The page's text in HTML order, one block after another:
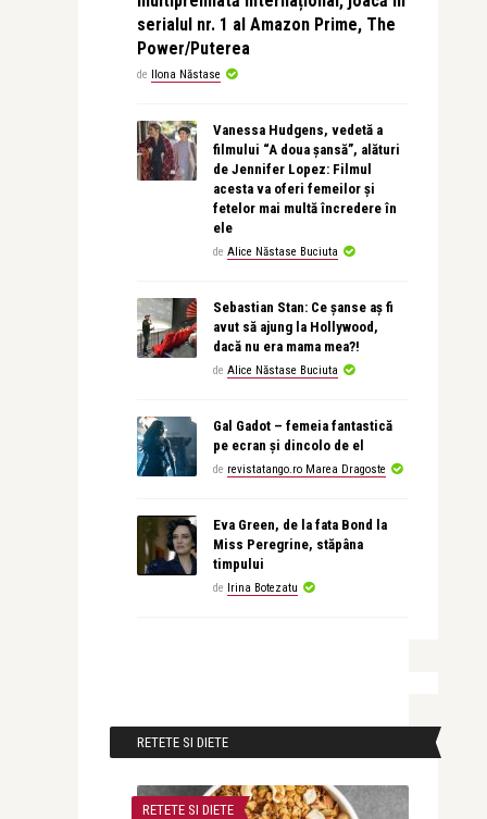
serialul nr. 1 al Amazon Prime, The
Power/Puterea
de Ilona Năstase
Vanessa Hudgens, vedetă a
filmului “A doua șansă”, alături
de Jennifer Lopez: Filmul
acesta va oferi femeilor și
fetelor mai multă încredere în
ele
de Alice Năstase Buciuta
Sebastian Stan: Ce șanse aș fi
avut să ajung la Hollywood,
dacă nu era mama mea?!
de Alice Năstase Buciuta
Gal Gadot – femeia fantastică
pe ecran și dincolo de el
de revistatango.ro Marea Dragoste
Eva Green, de la fata Bond la
Miss Peregrine, stăpâna
timpului
de Irina Botezatu
RETETE SI DIETE
RETETE SI DIETE